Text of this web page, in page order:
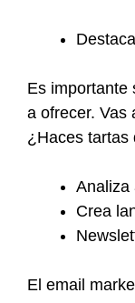
Es importante
a ofrecer. Vas
¿Haces tartas
Analiza
Crea
El email